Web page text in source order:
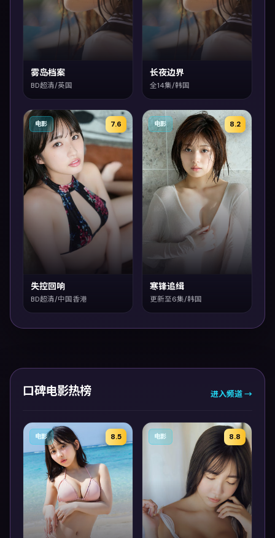
雾岛档案
BD超清/英国
长夜边界
全14集/韩国
7.6
电影
失控回响
BD超清/中国香港
8.2
电影
寒锋追缉
更新至6集/韩国
口碑电影热榜 进入频道 →
8.5
电影 8.8
电影